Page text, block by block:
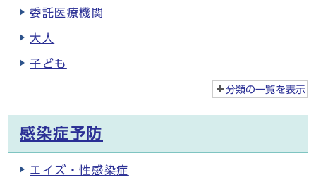
委託医療機関
大人
子ども
分類の一覧を表示
感染症予防
エイズ・性感染症